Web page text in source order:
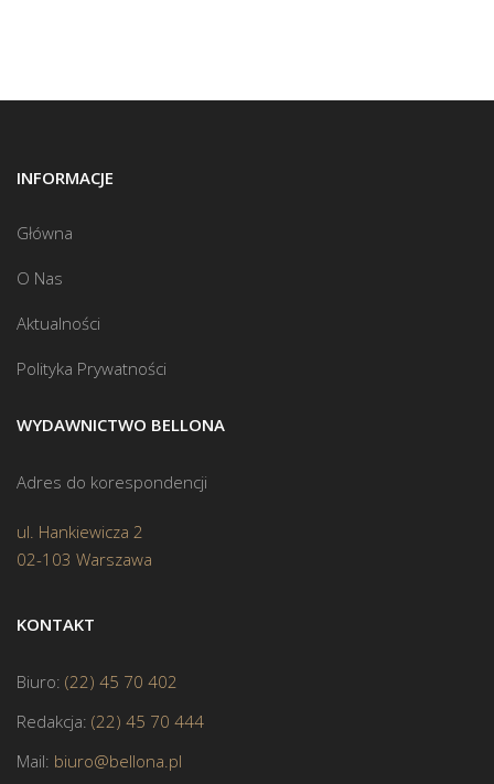
INFORMACJE
Główna
O Nas
Aktualności
Polityka Prywatności
WYDAWNICTWO BELLONA
Adres do korespondencji
ul. Hankiewicza 2
02-103 Warszawa
KONTAKT
Biuro: (22) 45 70 402
Redakcja: (22) 45 70 444
Mail: biuro@bellona.pl